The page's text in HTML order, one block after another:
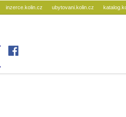
inzerce.kolin.cz ubytovani.kolin.cz